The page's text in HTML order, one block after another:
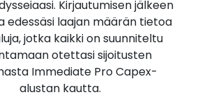
Kirjautumisen jälkeen
edessäsi laajan määrän tietoa
jotka kaikki on suunniteltu
otettasi sijoitusten
Immediate Pro Capex-
alustan kautta.